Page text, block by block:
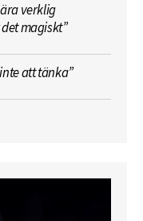
verklig
magiskt”
att tänka”